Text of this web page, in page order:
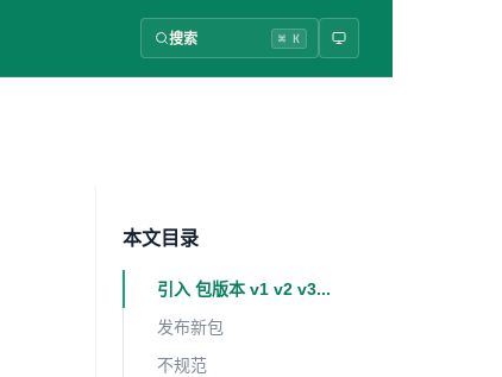
搜索 ⌘ K
本文目录
引入 包版本 v1 v2 v3...
发布新包
不规范